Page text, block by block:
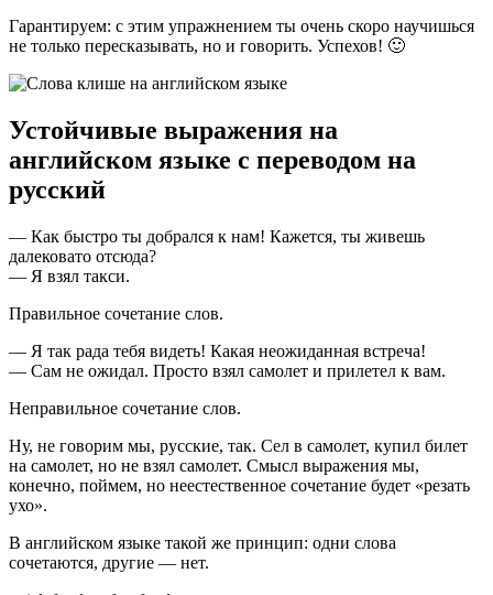
Гарантируем: с этим упражнением ты очень скоро научишься
не только пересказывать, но и говорить. Успехов! 🙂
Устойчивые выражения на
английском языке с переводом на
русский
— Как быстро ты добрался к нам! Кажется, ты живешь
далековато отсюда?
— Я взял такси.
Правильное сочетание слов.
— Я так рада тебя видеть! Какая неожиданная встреча!
— Сам не ожидал. Просто взял самолет и прилетел к вам.
Неправильное сочетание слов.
Ну, не говорим мы, русские, так. Сел в самолет, купил билет
на самолет, но не взял самолет. Смысл выражения мы,
конечно, поймем, но неестественное сочетание будет «резать
ухо».
В английском языке такой же принцип: одни слова
сочетаются, другие — нет.